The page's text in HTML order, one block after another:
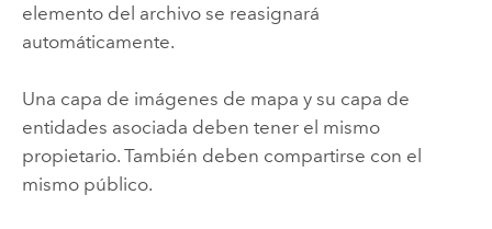
elemento del archivo se reasignará
automáticamente.
Una capa de imágenes de mapa y su capa de
entidades asociada deben tener el mismo
propietario. También deben compartirse con el
mismo público.